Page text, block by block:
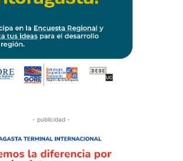
- publicidad -